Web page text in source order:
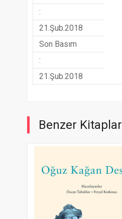
:
21.Şub.2018
Son Basım
:
21.Şub.2018
Benzer Kitaplar